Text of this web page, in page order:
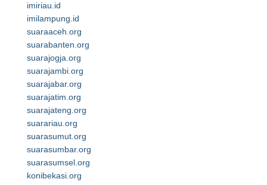
imiriau.id
imilampung.id
suaraaceh.org
suarabanten.org
suarajogja.org
suarajambi.org
suarajabar.org
suarajatim.org
suarajateng.org
suarariau.org
suarasumut.org
suarasumbar.org
suarasumsel.org
konibekasi.org